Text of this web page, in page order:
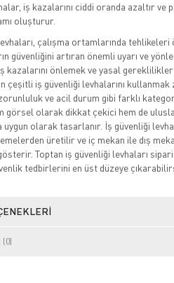
iş kazalarını ciddi oranda azaltır ve
oluşturur.
çalışma ortamlarında tehlikeleri
güvenliğini artıran önemli uyarı ve
kazalarını önlemek ve yasal
çeşitli iş güvenliği levhalarını kullanmak
ve acil durum gibi farklı
görsel olarak dikkat çekici hem de
olarak tasarlanır. İş güvenliği
üretilir ve iç mekan ile dış
gösterir. Toptan iş güvenliği levhaları
tedbirlerini en üst düzeye
(0)